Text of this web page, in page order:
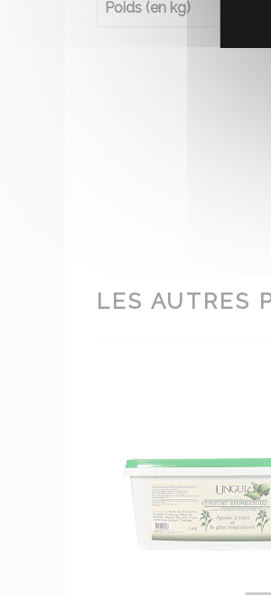
Poids (en kg)
LES AUTRES